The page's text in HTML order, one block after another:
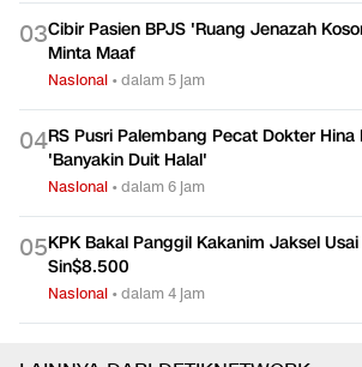
03Cibir Pasien BPJS 'Ruang Jenazah
Minta Maaf
Nasional •dalam 5 jam
04RS Pusri Palembang Pecat Dokter Hina
'Banyakin Duit Halal'
Nasional •dalam 6 jam
05KPK Bakal Panggil Kakanim Jaksel
Sin$8.500
Nasional •dalam 4 jam